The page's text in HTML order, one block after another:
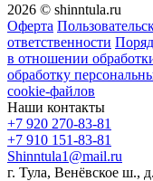
2026 © shinntula.ru
Оферта
ответственности
в отношении
обработку
cookie-файлов
Наши контакты
+7 920 270-83-81
+7 910 151-83-81
Shinntula1@mail.ru
г. Тула, Венёвское ш.,